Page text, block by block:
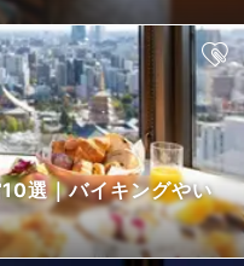
選｜バイキングやい